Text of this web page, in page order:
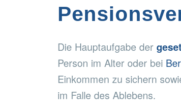
Die Hauptaufgabe der
Person im Alter oder bei
Einkommen zu sichern
im Falle des Ablebens.